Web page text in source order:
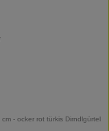
- ocker rot türkis Dirndlgürtel